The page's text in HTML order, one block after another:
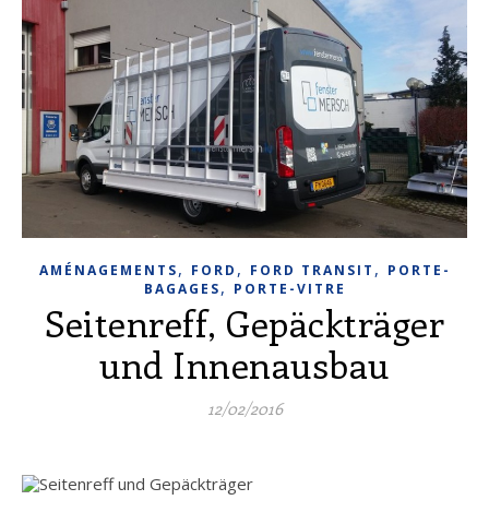
AMÉNAGEMENTS, FORD , FORD TRANSIT , PORTE-
BAGAGES, PORTE-VITRE
Seitenreff, Gepäckträger
und Innenausbau
12/02/2016